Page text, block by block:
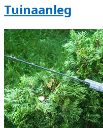
Tuinaanleg